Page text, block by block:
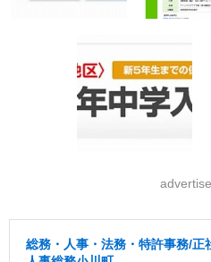
総務・人事・法務・特許事務/正